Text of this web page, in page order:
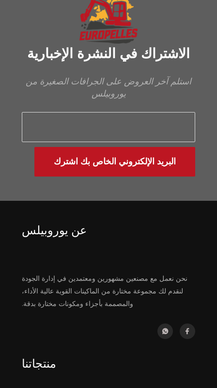
الاشتراك في النشرة الإخبارية
استلم آخر العروض على الجرافات الصغيرة من
يوروبيلس
البريد الإلكتروني الخاص بك اشترك
عن يوروبيلس
نحن نعمل مع مصنعين مشهورين ومعتمدين في إدارة الجودة
لنقدم لك مجموعة مختارة من الماكينات القوية عالية الأداء،
والمصممة بأجزاء ومكونات مختارة بدقة.
منتجاتنا